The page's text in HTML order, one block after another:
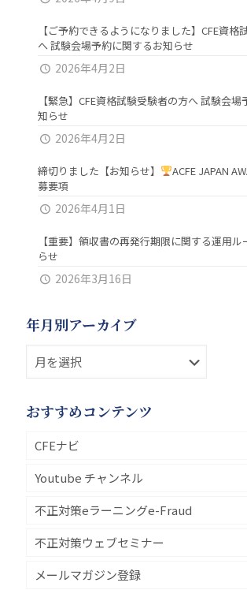
【ご予約できるようになりました】CFE資格
へ 試験会場予約に関するお知らせ
2026年4月2日
【緊急】CFE資格試験受験者の方へ 試験会
知らせ
2026年4月2日
締切りました【お知らせ】 ACFE JAPAN
募要項
2026年4月1日
【重要】領収書の再発行期限に関する運用
らせ
2026年3月16日
年月別アーカイブ
おすすめコンテンツ
CFEナビ
Youtube チャンネル
不正対策eラーニングe-Fraud
不正対策ウェブセミナー
メールマガジン登録